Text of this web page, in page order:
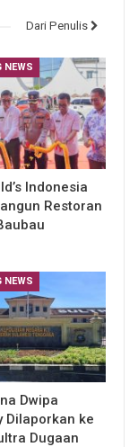
Dari Penulis
NEWS
Indonesia
Restoran
NEWS
Dwipa
Dilaporkan ke
Dugaan